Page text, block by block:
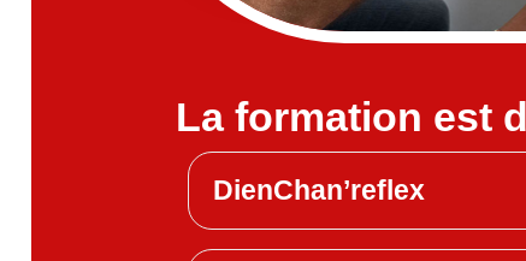
La formation est
DienChan’reflex